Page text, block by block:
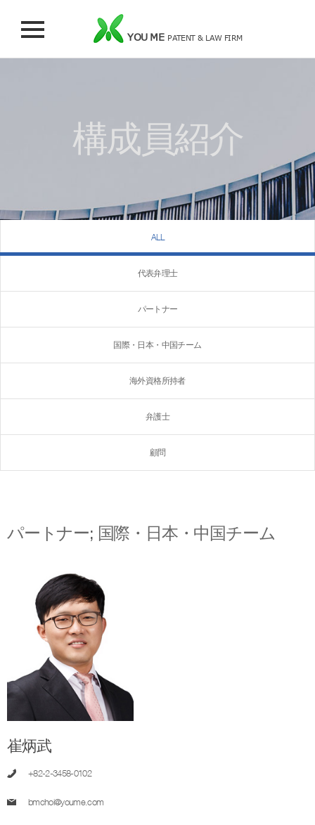
YOU ME PATENT & LAW FIRM
構成員紹介
ALL
代表弁理士
パートナー
国際・日本・中国チーム
海外資格所持者
弁護士
顧問
パートナー; 国際・日本・中国チーム
崔炳武
+82-2-3458-0102
bmchoi@youme.com